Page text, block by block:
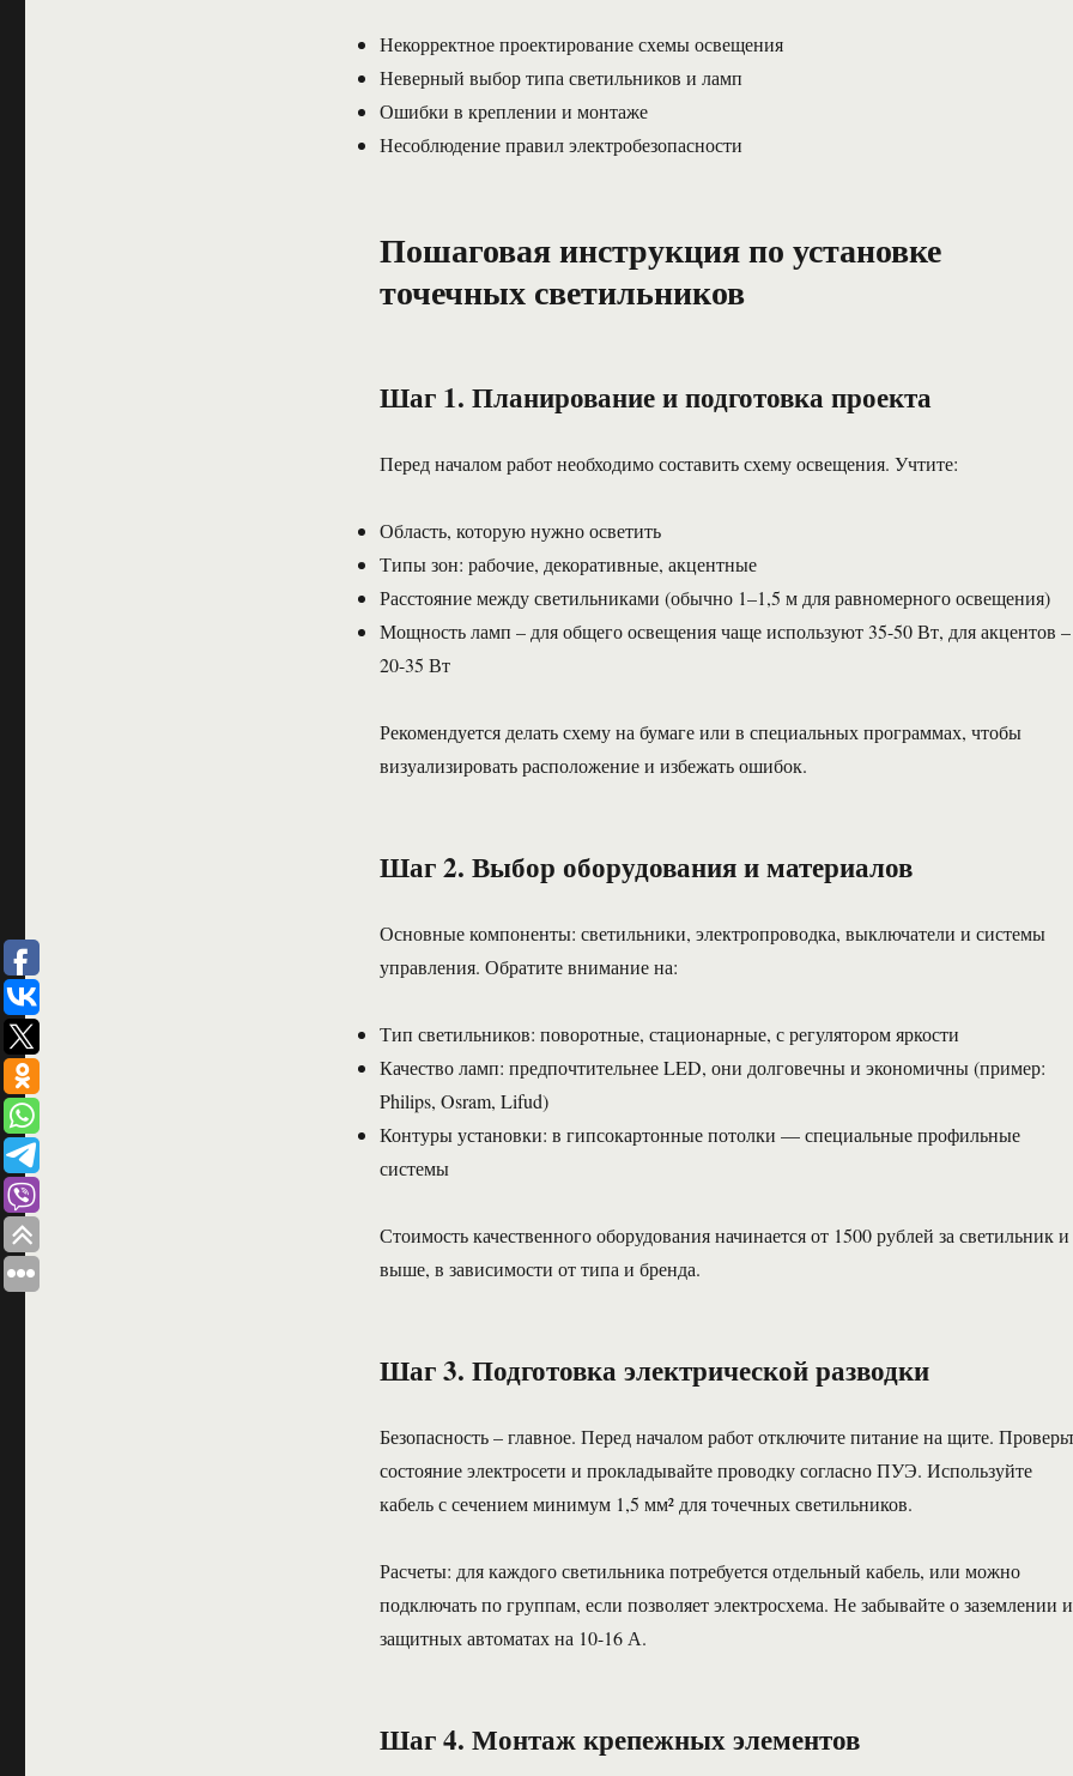
Некорректное проектирование схемы освещения
Неверный выбор типа светильников и ламп
Ошибки в креплении и монтаже
Несоблюдение правил электробезопасности
Пошаговая инструкция по установке
точечных светильников
Шаг 1. Планирование и подготовка проекта
Перед началом работ необходимо составить схему освещения. Учтите:
Область, которую нужно осветить
Типы зон: рабочие, декоративные, акцентные
Расстояние между светильниками (обычно 1–1,5 м для равномерного освещения)
Мощность ламп – для общего освещения чаще используют 35-50 Вт, для акцентов –
20-35 Вт
Рекомендуется делать схему на бумаге или в специальных программах, чтобы
визуализировать расположение и избежать ошибок.
Шаг 2. Выбор оборудования и материалов
Основные компоненты: светильники, электропроводка, выключатели и системы
управления. Обратите внимание на:
Тип светильников: поворотные, стационарные, с регулятором яркости
Качество ламп: предпочтительнее LED, они долговечны и экономичны (пример:
Philips, Osram, Lifud)
Контуры установки: в гипсокартонные потолки — специальные профильные
системы
Стоимость качественного оборудования начинается от 1500 рублей за светильник и
выше, в зависимости от типа и бренда.
Шаг 3. Подготовка электрической разводки
Безопасность – главное. Перед началом работ отключите питание на щите.
состояние электросети и прокладывайте проводку согласно ПУЭ. Используйте
кабель с сечением минимум 1,5 мм² для точечных светильников.
Расчеты: для каждого светильника потребуется отдельный кабель, или можно
подключать по группам, если позволяет электросхема. Не забывайте о заземлении и
защитных автоматах на 10-16 А.
Шаг 4. Монтаж крепежных элементов